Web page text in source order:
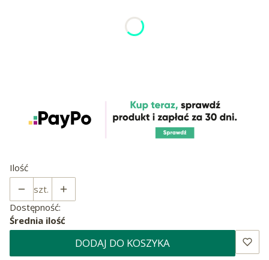
XS 38cm - 45cm OBWÓD SZYI
Ilość
szt.
Dostępność:
Średnia ilość
DODAJ DO KOSZYKA